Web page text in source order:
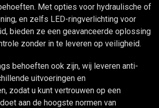
Met opties voor hydraulische of
en zelfs LED-ringverlichting voor
bieden ze een geavanceerde oplossing
zonder in te leveren op veiligheid.
behoeften ook zijn, wij leveren anti-
uitvoeringen en
zodat u kunt vertrouwen op een
aan de hoogste normen van